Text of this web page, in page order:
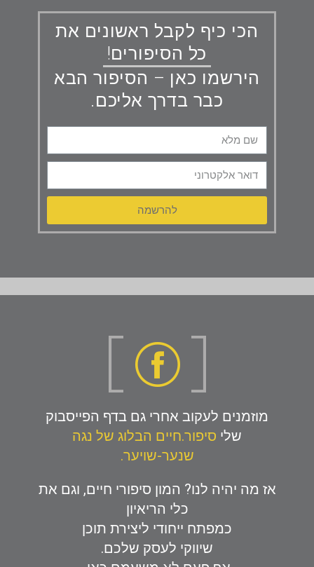
הכי כיף לקבל ראשונים את
כל הסיפורים!
הירשמו כאן – הסיפור הבא
כבר בדרך אליכם.
להרשמה
מוזמנים לעקוב אחרי גם בדף הפייסבוק
שלי סיפור.חיים הבלוג של נגה
שנער-שויער.
אז מה יהיה לנו? המון סיפורי חיים, וגם את
כלי הריאיון
כמפתח ייחודי ליצירת תוכן
שיווקי לעסק שלכם.